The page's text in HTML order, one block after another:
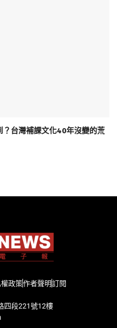
台灣補課文化40年沒變的荒
權政策作者聲明訂閱
四段221號12樓